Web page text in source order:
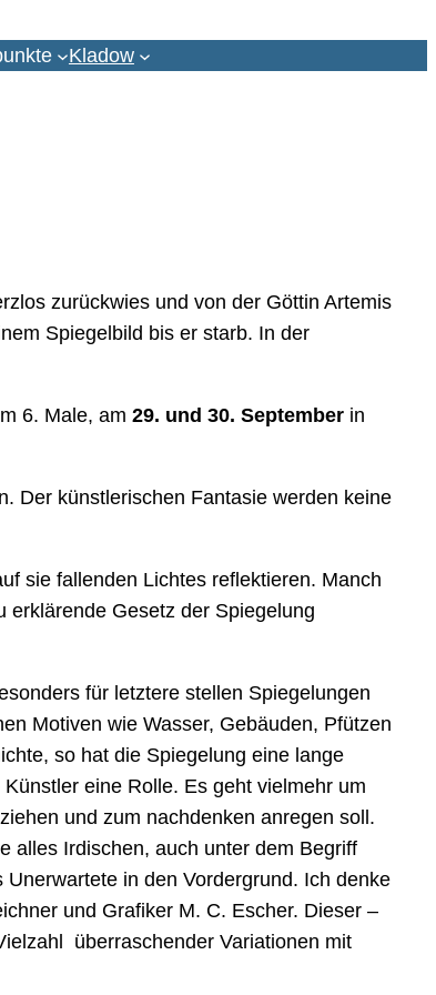
Kladow
zurückwies und von der Göttin Artemis
Spiegelbild bis er starb. In der
6. Male, am 29. und 30. September in
Der künstlerischen Fantasie werden keine
sie fallenden Lichtes reflektieren. Manch
Gesetz der Spiegelung
für letztere stellen Spiegelungen
Motiven wie Wasser, Gebäuden, Pfützen
so hat die Spiegelung eine lange
eine Rolle. Es geht vielmehr um
und zum nachdenken anregen soll.
alles Irdischen, auch unter dem Begriff
in den Vordergrund. Ich denke
und Grafiker M. C. Escher. Dieser –
überraschender Variationen mit